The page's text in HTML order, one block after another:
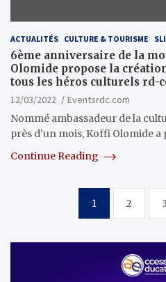
ACTUALITÉS CULTURE & TOURISME
6ème anniversaire de la
Olomide propose la
tous les héros culturels rd-
12/03/2022
Eventsrdc.com
Nommé ambassadeur de la
près d’un mois, Koffi Olomide
Continue Reading
Pagination
publications
1 2 3